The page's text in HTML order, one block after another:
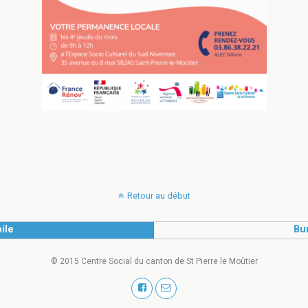
Retour au début
© 2015 Centre Social du canton de St Pierre le Moûtier